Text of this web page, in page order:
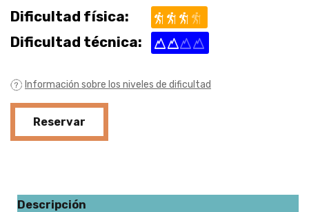
Dificultad física:
Dificultad técnica:
Información sobre los niveles de dificultad
Reservar
Descripción